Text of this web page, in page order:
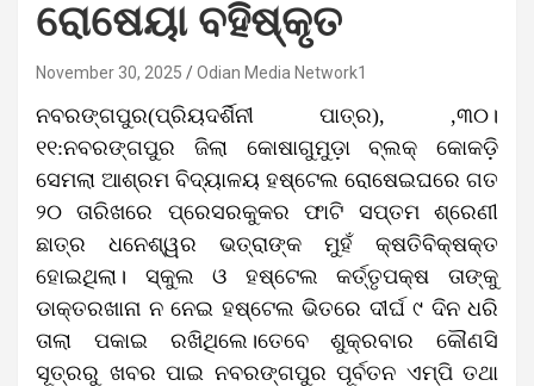
ରୋଷେୟା ବହିଷ୍କୃତ
November 30, 2025 Odian Media Network1
ନବରଙ୍ଗପୁର(ପ୍ରିୟଦର୍ଶିନୀ ପାତ୍ର), ,୩୦।
୧୧:ନବରଙ୍ଗପୁର ଜିଲା କୋଷାଗୁମୁଡ଼ା ବ୍ଲକ୍‌ କୋକଡ଼ି
ସେମଲା ଆଶ୍ରମ ବିଦ୍ୟାଳୟ ହଷ୍ଟେଲ ରୋଷେଇଘରେ ଗତ
୨୦ ତାରିଖରେ ପ୍ରେସରକୁକର ଫାଟି ସପ୍ତମ ଶ୍ରେଣୀ
ଛାତ୍ର ଧନେଶ୍ୱର ଭତ୍ରାଙ୍କ ମୁହଁ କ୍ଷତିବିକ୍ଷକ୍ତ
ହୋଇଥିଲା। ସ୍କୁଲ ଓ ହଷ୍ଟେଲ କର୍ତ୍ତୃପକ୍ଷ ତାଙ୍କୁ
ଡାକ୍ତରଖାନା ନ ନେଇ ହଷ୍ଟେଲ ଭିତରେ ଦୀର୍ଘ ୯ ଦିନ ଧରି
ତାଲା ପକାଇ ରଖିଥିଲେ।ତେବେ ଶୁକ୍ରବାର କୌଣସି
ସୂତ୍ରରୁ ଖବର ପାଇ ନବରଙ୍ଗପୁର ପୂର୍ବତନ ଏମ୍‌ପି ତଥା